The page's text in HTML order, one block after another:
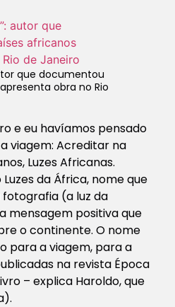
que documentou
obra no Rio
e eu havíamos pensado
viagem: Acreditar na
Luzes Africanas.
da África, nome que
(a luz da
mensagem positiva que
o continente. O nome
para a viagem, para a
na revista Época
– explica Haroldo, que